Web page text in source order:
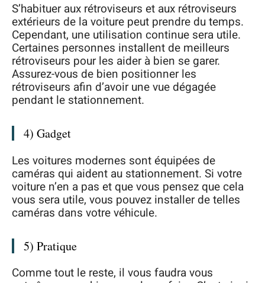
S’habituer aux rétroviseurs et aux rétroviseurs
extérieurs de la voiture peut prendre du temps.
Cependant, une utilisation continue sera utile.
Certaines personnes installent de meilleurs
rétroviseurs pour les aider à bien se garer.
Assurez-vous de bien positionner les
rétroviseurs afin d’avoir une vue dégagée
pendant le stationnement.
4) Gadget
Les voitures modernes sont équipées de
caméras qui aident au stationnement. Si votre
voiture n’en a pas et que vous pensez que cela
vous sera utile, vous pouvez installer de telles
caméras dans votre véhicule.
5) Pratique
Comme tout le reste, il vous faudra vous